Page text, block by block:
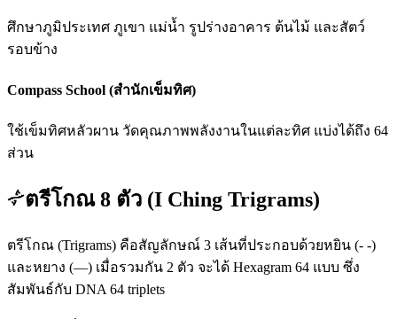
ศึกษาภูมิประเทศ ภูเขา แม่น้ำ รูปร่างอาคาร ต้นไม้ และสัตว์
รอบข้าง
Compass School (สำนักเข็มทิศ)
ใช้เข็มทิศหลัวผาน วัดคุณภาพพลังงานในแต่ละทิศ แบ่งได้ถึง 64
ส่วน
ตรีโกณ 8 ตัว (I Ching Trigrams)
ตรีโกณ (Trigrams) คือสัญลักษณ์ 3 เส้นที่ประกอบด้วยหยิน (- -)
และหยาง (—) เมื่อรวมกัน 2 ตัว จะได้ Hexagram 64 แบบ ซึ่ง
สัมพันธ์กับ DNA 64 triplets